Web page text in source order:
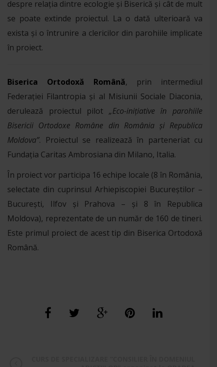
despre relația dintre ecologie și Biserică și cât de mult
se poate extinde proiectul. La o dată ulterioară va
exista și o întrunire a clericilor din parohiile implicate
în proiect.
Biserica Ortodoxă Română, prin intermediul
Federației Filantropia și al Misiunii Sociale Diaconia,
derulează proiectul pilot „Eco-inițiative în parohiile
Bisericii Ortodoxe Române din România și Republica
Moldova”. Proiectul se realizează în parteneriat cu
Fundația Caritas Ambrosiana din Milano, Italia.
În proiect vor participa 16 echipe locale (8 în România,
selectate din cuprinsul Arhiepiscopiei Bucureștilor –
București, Ilfov și Prahova – și 8 în Republica
Moldova), reprezentate de un număr de 160 de tineri.
Este primul proiect de acest tip din Biserica Ortodoxă
Română.